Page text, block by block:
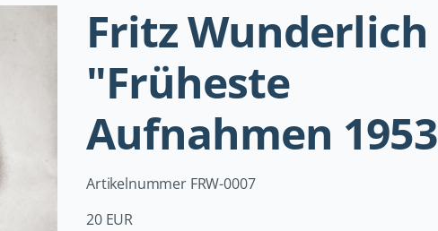
Fritz Wunderlich
"Früheste
Aufnahmen 1953
Artikelnummer FRW-0007
20 EUR